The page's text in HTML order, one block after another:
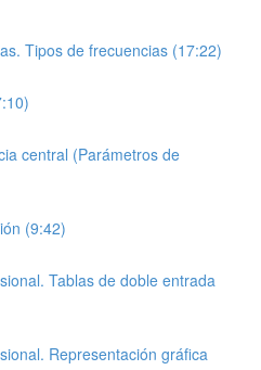
Tipos de frecuencias (17:22)
central (Parámetros de
(9:42)
Tablas de doble entrada
Representación gráfica